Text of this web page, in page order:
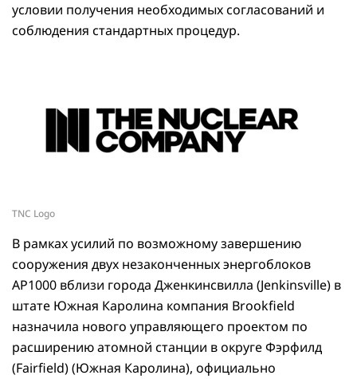
условии получения необходимых согласований и
соблюдения стандартных процедур.
TNC Logo
В рамках усилий по возможному завершению
сооружения двух незаконченных энергоблоков
AP1000 вблизи города Дженкинсвилла (Jenkinsville) в
штате Южная Каролина компания Brookfield
назначила нового управляющего проектом по
расширению атомной станции в округе Фэрфилд
(Fairfield) (Южная Каролина), официально